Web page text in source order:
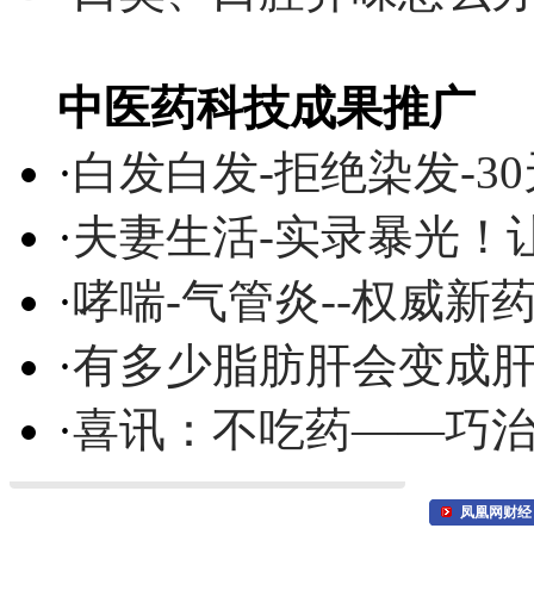
中医药科技成果推广
·白发白发-拒绝染发-
·夫妻生活-实录暴光！
·哮喘-气管炎--权威新
·有多少脂肪肝会变成
·喜讯：不吃药——巧
凤凰网财经